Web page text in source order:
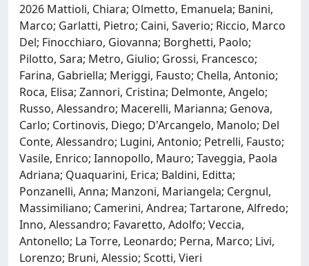
2026 Mattioli, Chiara; Olmetto, Emanuela; Banini,
Marco; Garlatti, Pietro; Caini, Saverio; Riccio, Marco
Del; Finocchiaro, Giovanna; Borghetti, Paolo;
Pilotto, Sara; Metro, Giulio; Grossi, Francesco;
Farina, Gabriella; Meriggi, Fausto; Chella, Antonio;
Roca, Elisa; Zannori, Cristina; Delmonte, Angelo;
Russo, Alessandro; Macerelli, Marianna; Genova,
Carlo; Cortinovis, Diego; D'Arcangelo, Manolo; Del
Conte, Alessandro; Lugini, Antonio; Petrelli, Fausto;
Vasile, Enrico; Iannopollo, Mauro; Taveggia, Paola
Adriana; Quaquarini, Erica; Baldini, Editta;
Ponzanelli, Anna; Manzoni, Mariangela; Cergnul,
Massimiliano; Camerini, Andrea; Tartarone, Alfredo;
Inno, Alessandro; Favaretto, Adolfo; Veccia,
Antonello; La Torre, Leonardo; Perna, Marco; Livi,
Lorenzo; Bruni, Alessio; Scotti, Vieri